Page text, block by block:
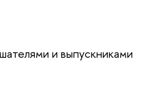
и выпускниками